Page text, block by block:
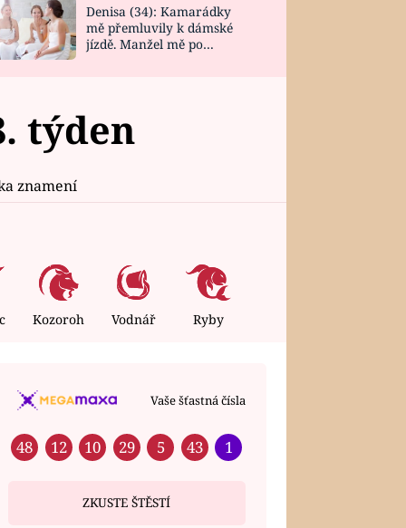
Denisa (34): Kamarádky
mě přemluvily k dámské
jízdě. Manžel mě po
týden
znamení
Kozoroh Vodnář Ryby
Vaše šťastná čísla
48 12 10 29 5 43 1
ZKUSTE ŠTĚSTÍ